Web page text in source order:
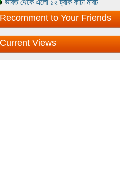
ভারত থেকে এলো ১২ ট্রাক কাঁচা মরিচ
Recomment to Your Friends
Current Views